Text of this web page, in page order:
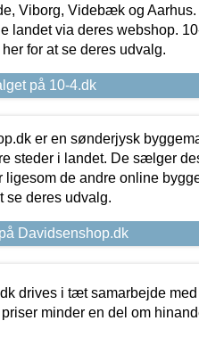
Viborg, Videbæk og
landet via deres webshop.
for at se deres udvalg.
på 10-4.dk
er en sønderjysk
steder i landet. De sælger
ligesom de andre online
se deres udvalg.
Davidsenshop.dk
drives i tæt samarbejde
minder en del om